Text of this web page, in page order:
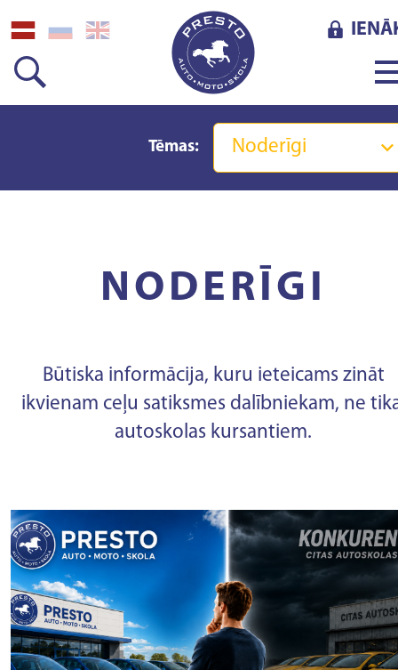
Tēmas: Noderīgi
NODERĪGI
Būtiska informācija, kuru ieteicams zināt
ikvienam ceļu satiksmes dalībniekam, ne
autoskolas kursantiem.